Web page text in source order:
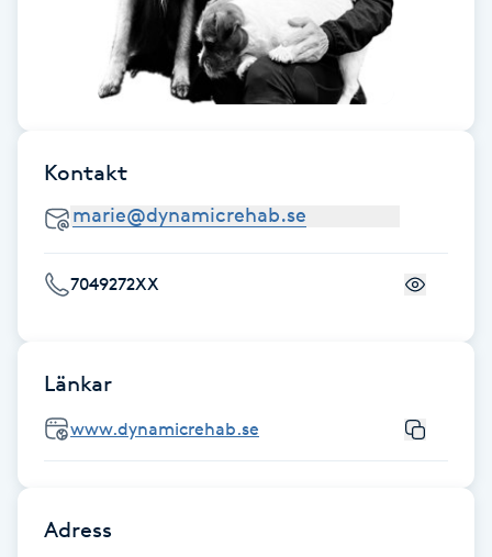
Fransborttagning
Fransfärgning
Fransförlängning
Fransförlängning Volym
Fransrengöring
Frekvensterapi
Kontakt
7049272XX
Länkar
www.dynamicrehab.se
Adress